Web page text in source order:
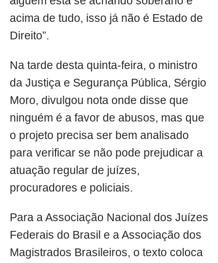
acima de tudo, isso já não é Estado de
Direito”.
Na tarde desta quinta-feira, o ministro
da Justiça e Segurança Pública, Sérgio
Moro, divulgou nota onde disse que
ninguém é a favor de abusos, mas que
o projeto precisa ser bem analisado
para verificar se não pode prejudicar a
atuação regular de juízes,
procuradores e policiais.
Para a Associação Nacional dos Juízes
Federais do Brasil e a Associação dos
Magistrados Brasileiros, o texto coloca